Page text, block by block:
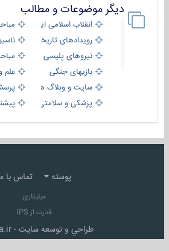
دیگر موضوعات و مطالب
انقلاب اسلامی ایران
رویدادهای تاریخی و مذهبی
نیروهای پلیسی
مباحث
بازیهای جنگی
علم و
سایت و وبلاگ ها
پرسش
پزشکی و سلامتی
پوسته تماس با ما
میلیتاری
قدرت از IPS
طراحي و توسعه سايت -